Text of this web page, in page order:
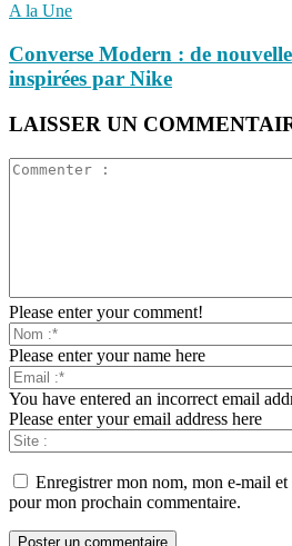
A la Une
Converse Modern : de
inspirées par Nike
LAISSER UN
Please enter your comment!
Please enter your name here
You have entered an incorrect email
Please enter your email address here
Enregistrer mon nom, mon e-mail
pour mon prochain commentaire.